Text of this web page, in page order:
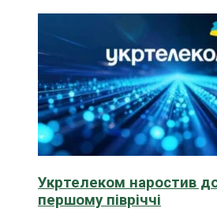
Укртелеком наростив
першому півріччі